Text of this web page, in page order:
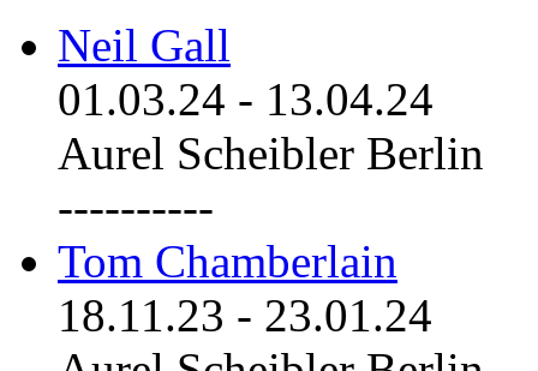
Neil Gall
01.03.24 - 13.04.24
Aurel Scheibler Berlin
----------
Tom Chamberlain
18.11.23 - 23.01.24